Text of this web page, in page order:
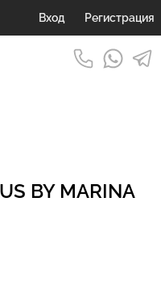
Вход Регистрация
BY MARINA